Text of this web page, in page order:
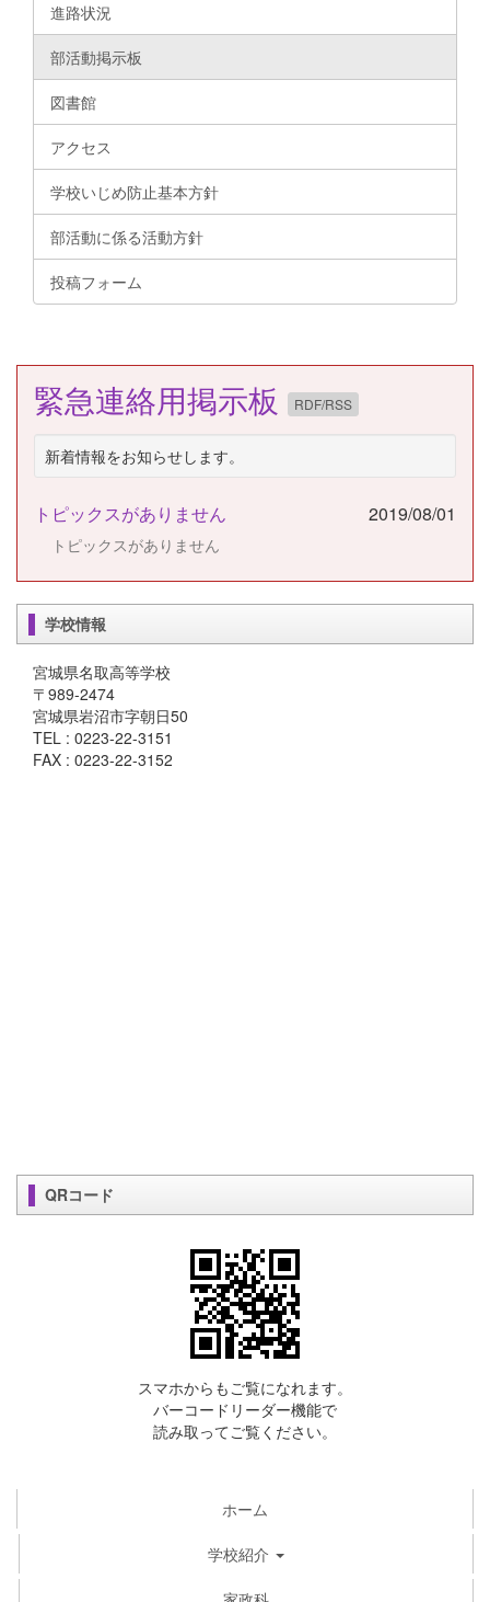
進路状況
部活動掲示板
図書館
アクセス
学校いじめ防止基本方針
部活動に係る活動方針
投稿フォーム
緊急連絡用掲示板 RDF/RSS
新着情報をお知らせします。
トピックスがありません 2019/08/01
トピックスがありません
学校情報
宮城県名取高等学校
〒989-2474
宮城県岩沼市字朝日50
TEL : 0223-22-3151
FAX : 0223-22-3152
QRコード
スマホからもご覧になれます。
バーコードリーダー機能で
読み取ってご覧ください。
ホーム
学校紹介